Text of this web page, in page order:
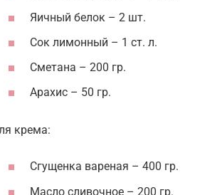
Яичный белок – 2 шт.
Сок лимонный – 1 ст. л.
Сметана – 200 гр.
Арахис – 50 гр.
крема:
Сгущенка вареная – 400 гр.
Масло сливочное – 200 гр.